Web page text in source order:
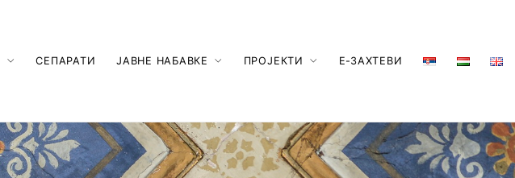
СЕПАРАТИ ЈАВНЕ НАБАВКЕ ПРОЈЕКТИ Е-ЗАХТЕВИ